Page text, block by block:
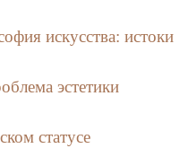
искусства: истоки
эстетики
статусе